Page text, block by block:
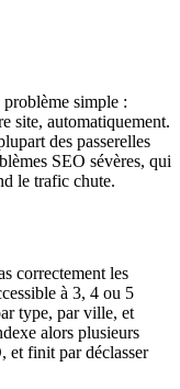
simple :
site, automatiquement.
des passerelles
SEO sévères, qui
le trafic chute.
correctement les
à 3, 4 ou 5
type, par ville, et
alors plusieurs
et finit par déclasser